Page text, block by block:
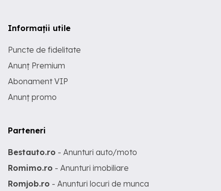
Informații utile
Puncte de fidelitate
Anunț Premium
Abonament VIP
Anunț promo
Parteneri
Bestauto.ro - Anunturi auto/moto
Romimo.ro - Anunturi imobiliare
Romjob.ro - Anunturi locuri de munca